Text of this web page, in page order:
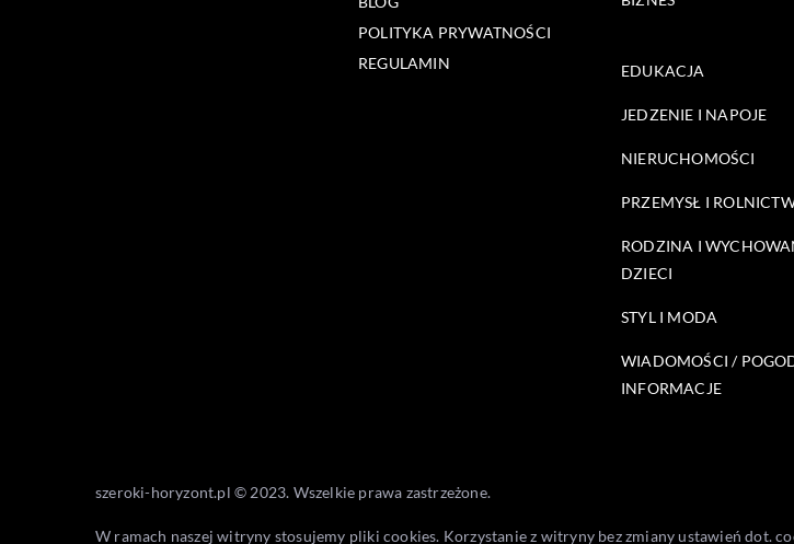
POLITYKA PRYWATNOŚCI
REGULAMIN
EDUKACJA
JEDZENIE I NAPOJE
NIERUCHOMOŚCI
PRZEMYSŁ I
RODZINA I
DZIECI
STYL I MODA
WIADOMOŚCI /
INFORMACJE
szeroki-horyzont.pl © 2023. Wszelkie prawa zastrzeżone.
W ramach naszej witryny stosujemy pliki cookies. Korzystanie z witryny bez zmiany ustawień dot.